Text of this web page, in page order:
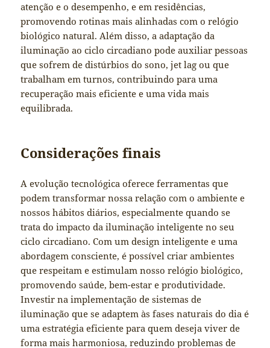
atenção e o desempenho, e em residências,
promovendo rotinas mais alinhadas com o relógio
biológico natural. Além disso, a adaptação da
iluminação ao ciclo circadiano pode auxiliar pessoas
que sofrem de distúrbios do sono, jet lag ou que
trabalham em turnos, contribuindo para uma
recuperação mais eficiente e uma vida mais
equilibrada.
Considerações finais
A evolução tecnológica oferece ferramentas que
podem transformar nossa relação com o ambiente e
nossos hábitos diários, especialmente quando se
trata do impacto da iluminação inteligente no seu
ciclo circadiano. Com um design inteligente e uma
abordagem consciente, é possível criar ambientes
que respeitam e estimulam nosso relógio biológico,
promovendo saúde, bem-estar e produtividade.
Investir na implementação de sistemas de
iluminação que se adaptem às fases naturais do dia é
uma estratégia eficiente para quem deseja viver de
forma mais harmoniosa, reduzindo problemas de